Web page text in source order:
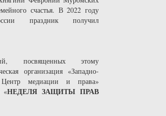
счастья. В 2022 году
праздник получил
посвященных этому
организация «Западно-
Центр медиации и права»
«НЕДЕЛЯ ЗАЩИТЫ ПРАВ